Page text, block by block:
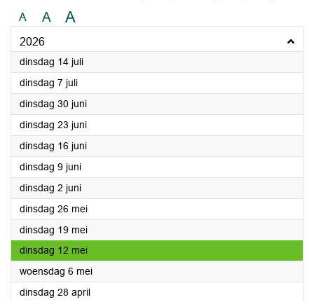
A A A
2026
dinsdag 14 juli2026
dinsdag 7 juli2026
dinsdag 30 juni2026
dinsdag 23 juni2026
dinsdag 16 juni2026
dinsdag 9 juni2026
dinsdag 2 juni2026
dinsdag 26 mei2026
dinsdag 19 mei2026
dinsdag 12 mei2026
woensdag 6 mei2026
dinsdag 28 april2026